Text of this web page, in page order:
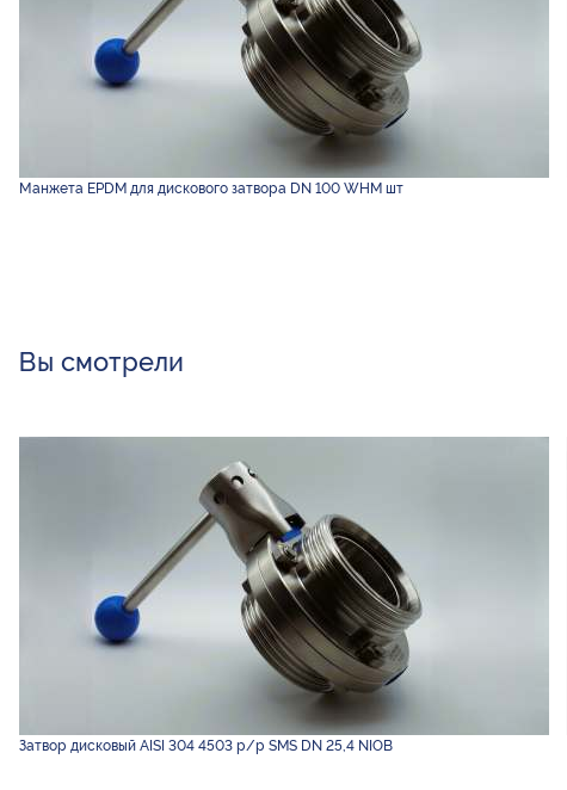
Манжета EPDM для дискового затвора DN 100 WHM шт
Вы смотрели
Затвор дисковый AISI 304 4503 р/р SMS DN 25,4 NIOB